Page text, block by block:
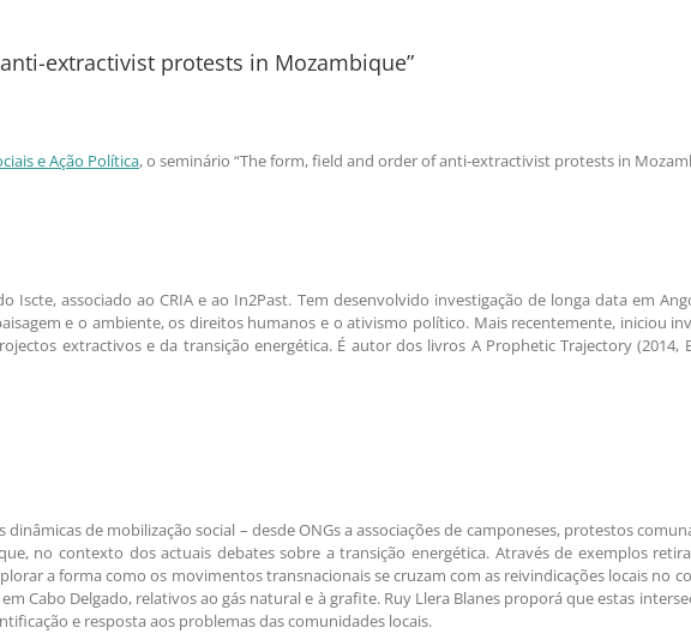
extractivist protests in Mozambique”
e Ação Política, o seminário “The form, field and order of anti-extractivist protests in
Iscte, associado ao CRIA e ao In2Past. Tem desenvolvido investigação de longa data em
e o ambiente, os direitos humanos e o ativismo político. Mais recentemente, iniciou
extractivos e da transição energética. É autor dos livros A Prophetic Trajectory (2014,
de mobilização social – desde ONGs a associações de camponeses, protestos
no contexto dos actuais debates sobre a transição energética. Através de exemplos
a forma como os movimentos transnacionais se cruzam com as reivindicações locais no
Cabo Delgado, relativos ao gás natural e à grafite. Ruy Llera Blanes proporá que estas
e resposta aos problemas das comunidades locais.